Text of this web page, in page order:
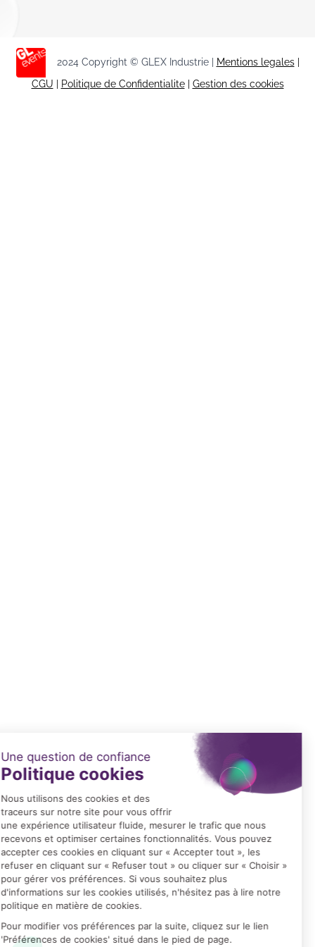
2024 Copyright © GLEX Industrie | Mentions legales|
CGU | Politique de Confidentialite| Gestion des cookies